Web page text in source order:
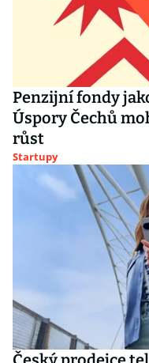
Penzijní fondy
Úspory Čechů
růst
Startupy